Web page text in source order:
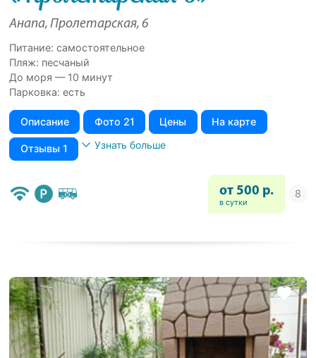
Анапа, Пролетарская, 6
Питание: самостоятельное
Пляж: песчаный
До моря — 10 минут
Парковка: есть
Описание Фото 21 Цены На карте
Отзывы 1 Узнать больше
от 500 р.
в сутки